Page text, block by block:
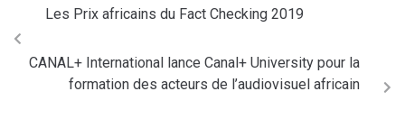
Les Prix africains du Fact Checking 2019
CANAL+ International lance Canal+ University pour la
formation des acteurs de l’audiovisuel africain